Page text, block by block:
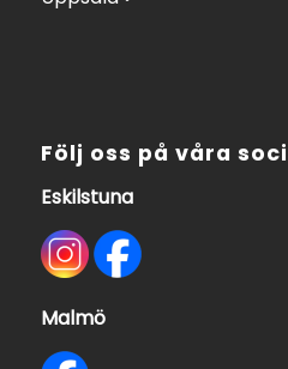
Följ oss på våra
Eskilstuna
Malmö